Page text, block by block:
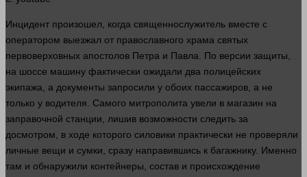
Инцидент произошел, когда священнослужитель вместе с
оператором выезжал от православного храма святых
первоверховных апостолов Петра и Павла. По версии защиты,
на шоссе машину фактически ожидали два полицейских
экипажа, а документы запросили у обоих пассажиров, а не
только у водителя. Самого митрополита увели в магазин на
заправочной станции, лишив возможности следить за
досмотром, в ходе которого силовики практически не проверяли
личные вещи и сумки, сразу направившись к багажнику. Именно
там и обнаружили контейнеры, состав и происхождение